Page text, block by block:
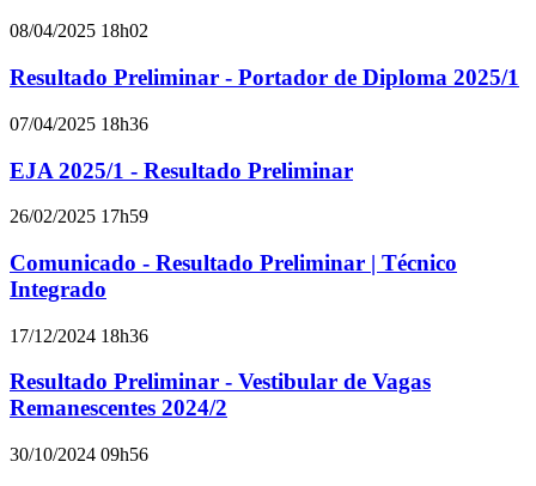
08/04/2025 18h02
Resultado Preliminar - Portador de Diploma 2025/1
07/04/2025 18h36
EJA 2025/1 - Resultado Preliminar
26/02/2025 17h59
Comunicado - Resultado Preliminar | Técnico
Integrado
17/12/2024 18h36
Resultado Preliminar - Vestibular de Vagas
Remanescentes 2024/2
30/10/2024 09h56